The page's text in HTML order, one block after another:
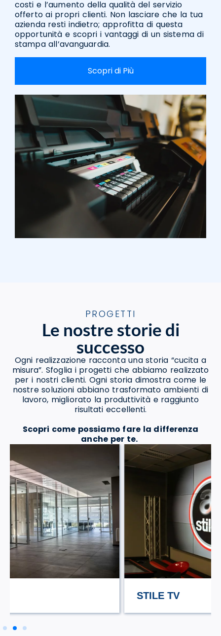
costi e l’aumento della qualità del servizio
offerto ai propri clienti. Non lasciare che la tua
azienda resti indietro; approfitta di questa
opportunità e scopri i vantaggi di un sistema di
stampa all’avanguardia.
Scopri di Più
PROGETTI
Le nostre storie di
successo
Ogni realizzazione racconta una storia “cucita a
misura”. Sfoglia i progetti che abbiamo realizzato
per i nostri clienti. Ogni storia dimostra come le
nostre soluzioni abbiano trasformato ambienti di
lavoro, migliorato la produttività e raggiunto
risultati eccellenti.
Scopri come possiamo fare la differenza
anche per te.